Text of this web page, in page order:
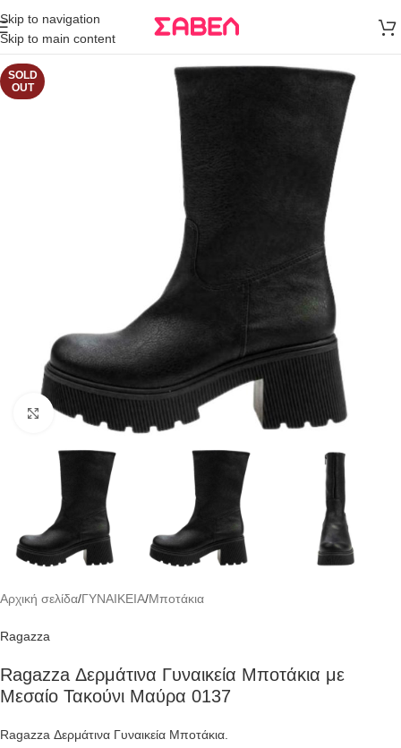
Skip to navigation
Skip to main content
άνω των 80€
Παραγγελία
SOLD
OUT
Click to enlarge
Αρχική σελίδα/ΓΥΝΑΙΚΕΙΑ/Μποτάκια
Ragazza
Ragazza Δερμάτινα Γυναικεία Μποτάκια με
Μεσαίο Τακούνι Μαύρα 0137
Ragazza Δερμάτινα Γυναικεία Μποτάκια.